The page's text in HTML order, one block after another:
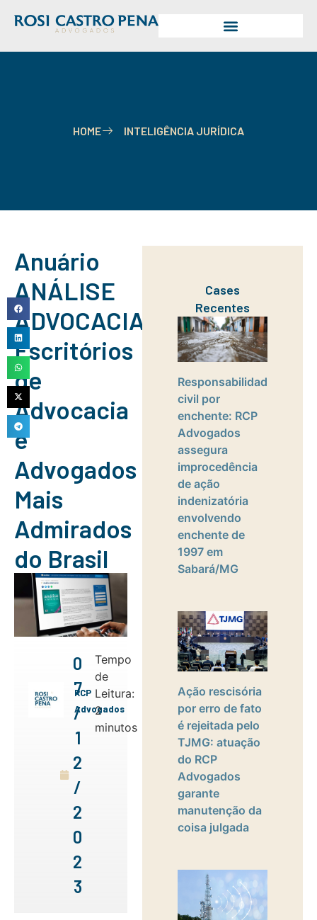
HOME INTELIGÊNCIA JURÍDICA
Anuário
ANÁLISE
ADVOCACIA:
Escritórios
de
Advocacia
e
Advogados
Mais
Admirados
do Brasil
RCP
Advogados
0
7
/
1
2
/
2
0
2
3
Tempo
de
Leitura:
2
minutos
Cases
Recentes
Responsabilidade
civil por
enchente: RCP
Advogados
assegura
improcedência
de ação
indenizatória
envolvendo
enchente de
1997 em
Sabará/MG
Ação rescisória
por erro de fato
é rejeitada pelo
TJMG: atuação
do RCP
Advogados
garante
manutenção da
coisa julgada